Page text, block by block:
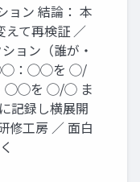
ョン 結論： 本
えて再検証 ／
ョン（誰が・
◯◯：◯◯を ◯/
◯◯を ◯/◯ ま
記録し横展開
修工房 ／ 面白